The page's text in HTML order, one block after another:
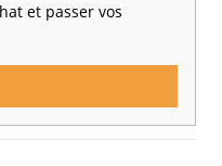
et passer vos